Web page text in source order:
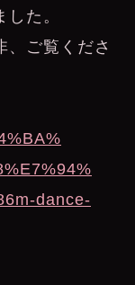
た。
ご覧くださ
dance-